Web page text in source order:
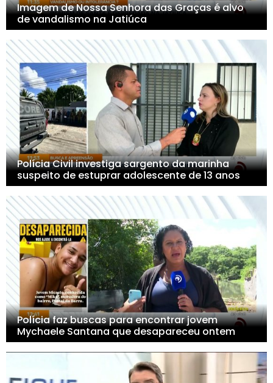
Imagem de Nossa Senhora das Graças é alvo
de vandalismo na Jatiúca
Polícia Civil investiga sargento da marinha
suspeito de estuprar adolescente de 13 anos
Polícia faz buscas para encontrar jovem
Mychaele Santana que desapareceu ontem